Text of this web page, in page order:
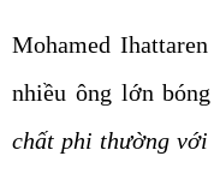
Mohamed
nhiều ông lớn
chất phi thường